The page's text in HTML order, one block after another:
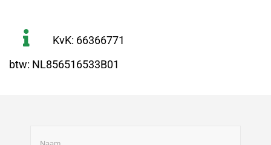
KvK: 66366771
btw: NL856516533B01